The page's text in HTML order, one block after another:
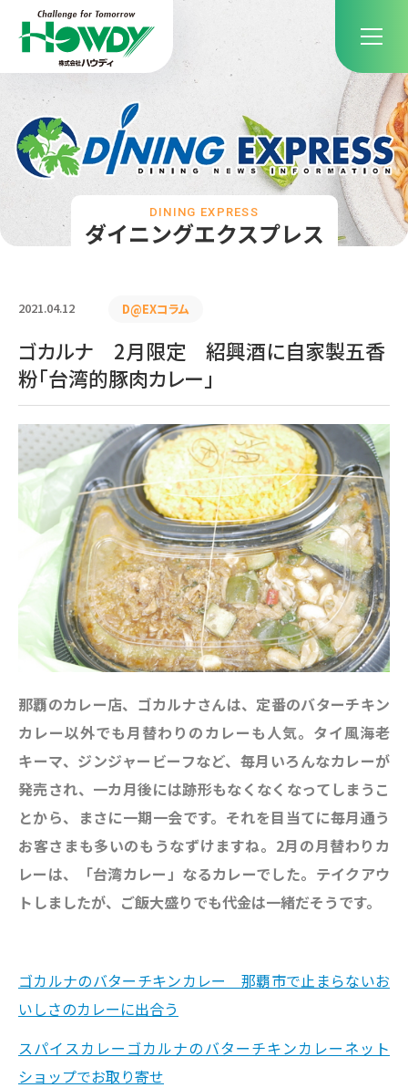
ダイニングエクスプレス
DINING EXPRESS
2021.04.12 D@EXコラム
ゴカルナ 2月限定 紹興酒に自家製五香
粉「台湾的豚肉カレー」
那覇のカレー店、ゴカルナさんは、定番のバターチキン
カレー以外でも月替わりのカレーも人気。 タイ風海老
キーマ、ジンジャービーフなど、毎月いろんなカレーが
発売され、一カ月後には跡形もなくなくなってしまうこ
とから、まさに一期一会です。それを目当てに毎月通う
お客さまも多いのもうなずけますね。 2月の月替わりカ
レーは、「台湾カレー」なるカレーでした。テイクアウ
トしましたが、ご飯大盛りでも代金は一緒だそうです。
ゴカルナのバターチキンカレー 那覇市で止まらないお
いしさのカレーに出合う
スパイスカレーゴカルナのバターチキンカレーネット
ショップでお取り寄せ